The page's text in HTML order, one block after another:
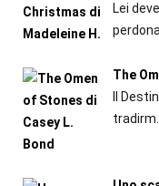
Lei
The
Il
tradirm...